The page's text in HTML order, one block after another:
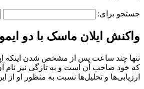
جستجو برای:
واکنش ایلان ماسک با دو
تنها چند ساعت پس از مشخص شدن اینکه
که خود صاحب آن است و به تازگی نیز نام
ارزیابی‌ها و تحلیل‌ها نسبت به منظور او